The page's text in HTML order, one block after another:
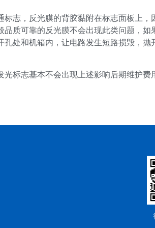
志，反光膜的背胶黏附在标志面板上，
质可靠的反光膜不会出现此类问题，如
处和机箱内，让电路发生短路损毁，抛
标志基本不会出现上述影响后期维护费